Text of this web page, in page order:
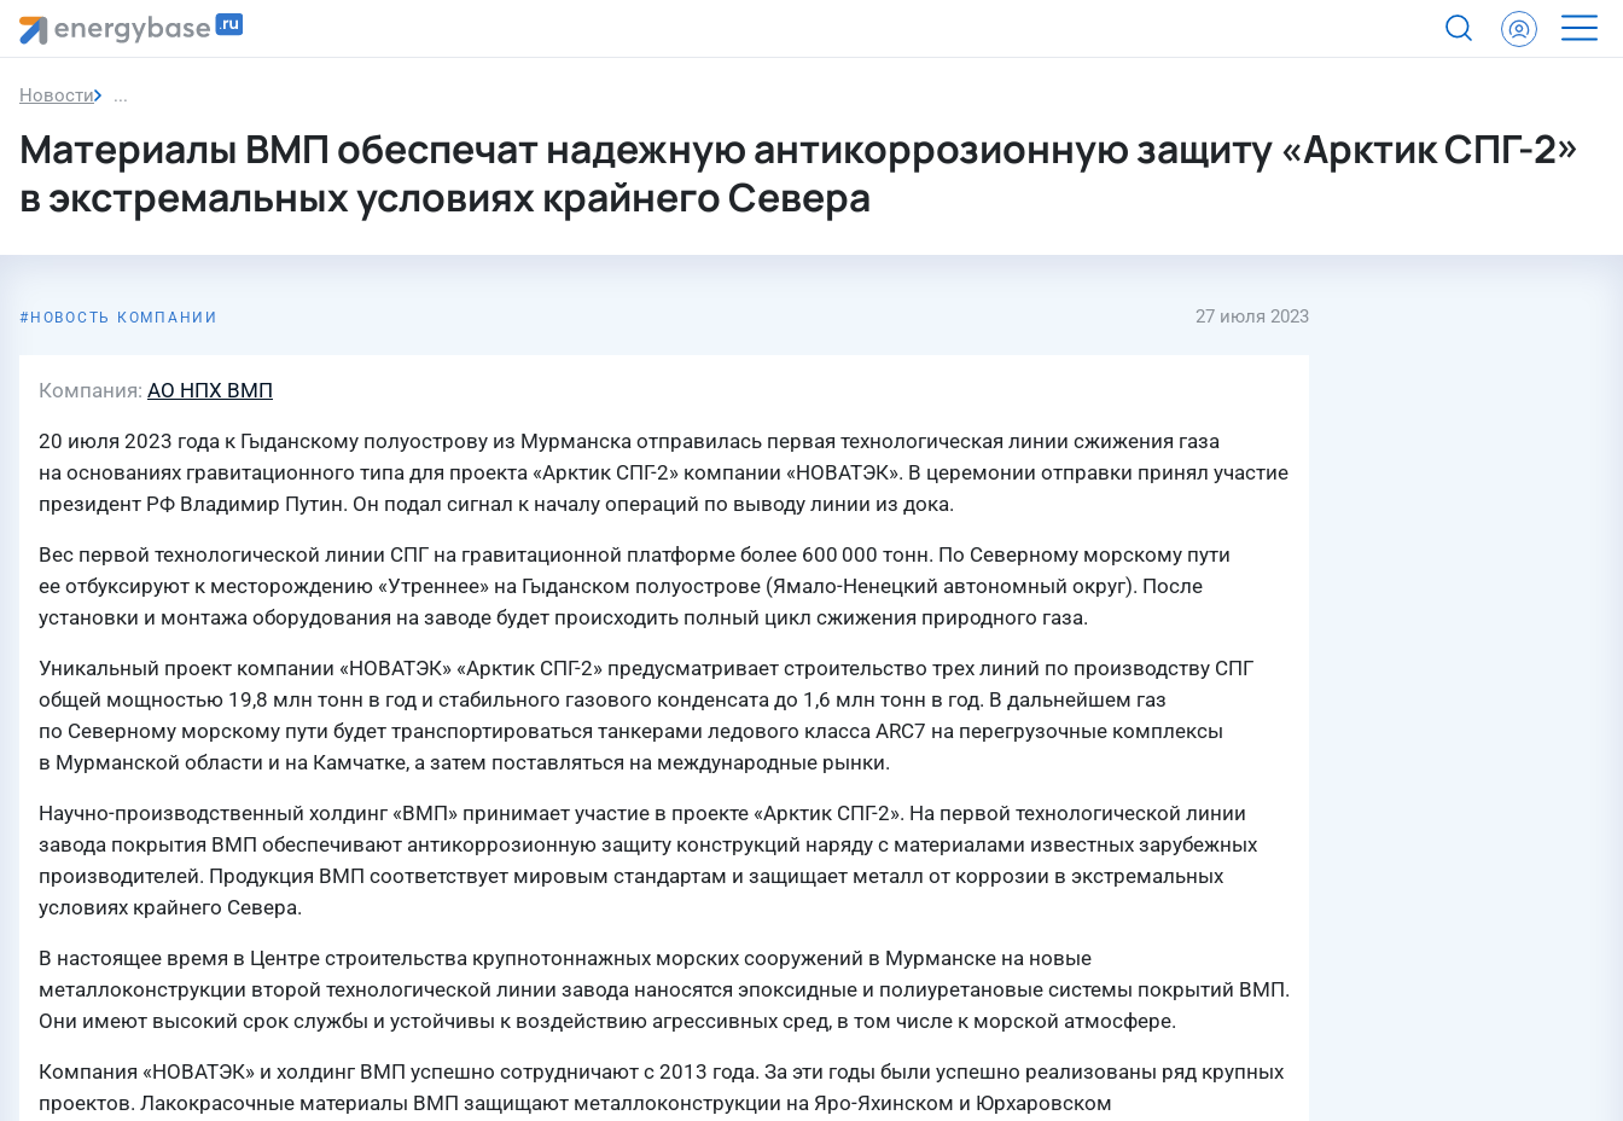
Новости Материалы ВМП обеспечат надежную антикоррозионную защиту «Арктик СПГ-2» в экстремальных условиях крайнего Севера
Материалы ВМП обеспечат надежную антикоррозионную защиту «Арктик СПГ-2»
в экстремальных условиях крайнего Севера
НОВОСТЬ КОМПАНИИ 27 июля 2023
Компания АО НПХ ВМП
20 июля 2023 года к Гыданскому полуострову из Мурманска отправилась первая технологическая линии сжижения газа
на основаниях гравитационного типа для проекта «Арктик СПГ-2» компании «НОВАТЭК». В церемонии отправки принял участие
президент РФ Владимир Путин. Он подал сигнал к началу операций по выводу линии из дока.
Вес первой технологической линии СПГ на гравитационной платформе более 600 000 тонн. По Северному морскому пути
ее отбуксируют к месторождению «Утреннее» на Гыданском полуострове (Ямало-Ненецкий автономный округ). После
установки и монтажа оборудования на заводе будет происходить полный цикл сжижения природного газа.
Уникальный проект компании «НОВАТЭК» «Арктик СПГ-2» предусматривает строительство трех линий по производству СПГ
общей мощностью 19,8 млн тонн в год и стабильного газового конденсата до 1,6 млн тонн в год. В дальнейшем газ
по Северному морскому пути будет транспортироваться танкерами ледового класса ARC7 на перегрузочные комплексы
в Мурманской области и на Камчатке, а затем поставляться на международные рынки.
Научно-производственный холдинг «ВМП» принимает участие в проекте «Арктик СПГ-2». На первой технологической линии
завода покрытия ВМП обеспечивают антикоррозионную защиту конструкций наряду с материалами известных зарубежных
производителей. Продукция ВМП соответствует мировым стандартам и защищает металл от коррозии в экстремальных
условиях крайнего Севера.
В настоящее время в Центре строительства крупнотоннажных морских сооружений в Мурманске на новые
металлоконструкции второй технологической линии завода наносятся эпоксидные и полиуретановые системы покрытий ВМП.
Они имеют высокий срок службы и устойчивы к воздействию агрессивных сред, в том числе к морской атмосфере.
Компания «НОВАТЭК» и холдинг ВМП успешно сотрудничают с 2013 года. За эти годы были успешно реализованы ряд крупных
проектов. Лакокрасочные материалы ВМП защищают металлоконструкции на Яро-Яхинском и Юрхаровском